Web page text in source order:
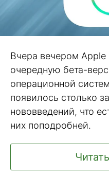
Вчера вечером
очередную бета-
операционной
появилось столько
нововведений, что
них поподробней.